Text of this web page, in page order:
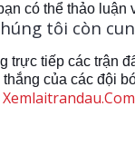
có thể thảo
tôi còn
trực tiếp các trận
thắng của các đội
Xemlaitrandau.Com